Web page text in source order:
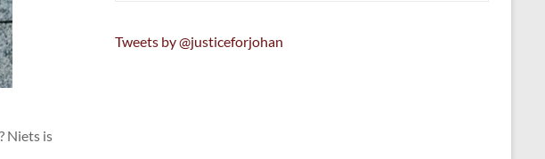
Niets is
Tweets by @justiceforjohan